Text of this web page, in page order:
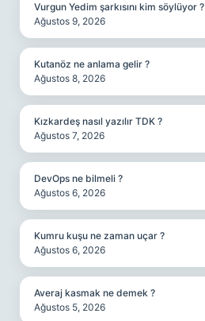
Vurgun Yedim şarkısını kim söylüyor ?
Ağustos 9, 2026
Kutanöz ne anlama gelir ?
Ağustos 8, 2026
Kızkardeş nasıl yazılır TDK ?
Ağustos 7, 2026
DevOps ne bilmeli ?
Ağustos 6, 2026
Kumru kuşu ne zaman uçar ?
Ağustos 6, 2026
Averaj kasmak ne demek ?
Ağustos 5, 2026